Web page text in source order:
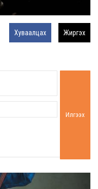
Хуваалцах Жиргэх
Илгээх